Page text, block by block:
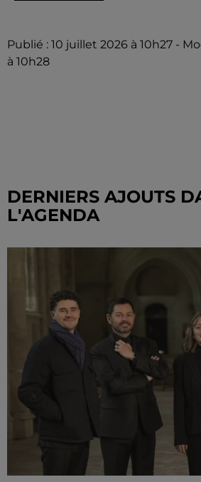
Publié : 10 juillet 2026 à 10h27 -
à 10h28
DERNIERS AJOUTS
L'AGENDA